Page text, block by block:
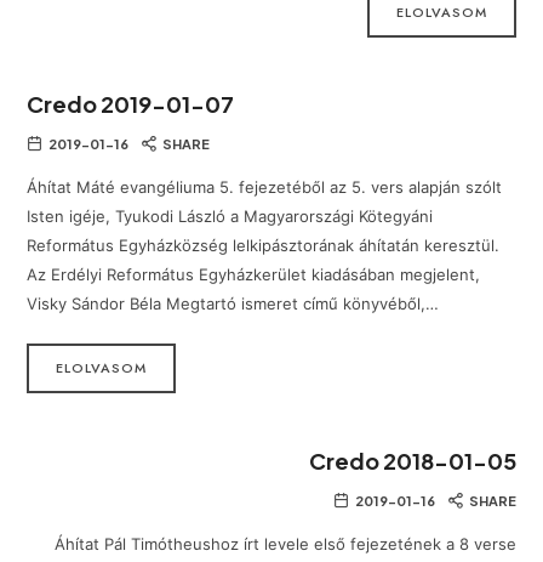
ELOLVASOM
Credo 2019-01-07
2019-01-16 SHARE
Áhítat Máté evangéliuma 5. fejezetéből az 5. vers alapján szólt
Isten igéje, Tyukodi László a Magyarországi Kötegyáni
Református Egyházközség lelkipásztorának áhítatán keresztül.
Az Erdélyi Református Egyházkerület kiadásában megjelent,
Visky Sándor Béla Megtartó ismeret című könyvéből,…
ELOLVASOM
Credo 2018-01-05
2019-01-16 SHARE
Áhítat Pál Timótheushoz írt levele első fejezetének a 8 verse